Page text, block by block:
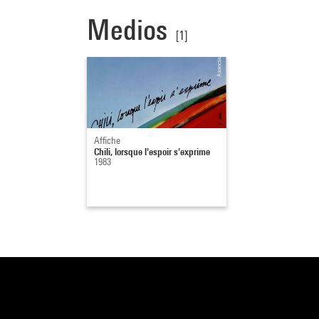
Medios [1]
Affiche
Chili, lorsque l'espoir s'exprime
1983